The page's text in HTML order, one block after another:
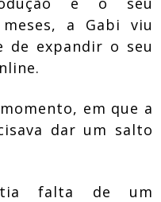
a Gabi viu
de expandir o seu
em que a
dar um salto
falta de um